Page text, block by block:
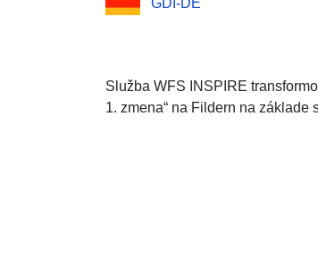
GDI-DE
Služba WFS INSPIRE
1. zmena“ na Fildern na